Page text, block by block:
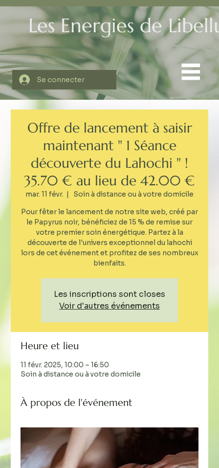
Offre de lancement à saisir
maintenant " 1 Séance
découverte du Lahochi " !
35.70 € au lieu de 42.00 €
mar. 11 févr.
  |
Soin à distance ou à votre domicile
Pour fêter le lancement de notre site web, créé par
le Papyrus noir, bénéficiez de 15 % de remise sur
votre premier soin énergétique. Partez à la
découverte de l'univers exceptionnel du lahochi
lors de cet événement et profitez de ses nombreux
bienfaits.
Les inscriptions sont closes
Voir d'autres événements
Heure et lieu
11 févr. 2025, 10:00 – 16:50
Soin à distance ou à votre domicile
À propos de l'événement
Les Energies de
Se connecter